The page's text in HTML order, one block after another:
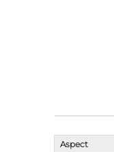
Aspect